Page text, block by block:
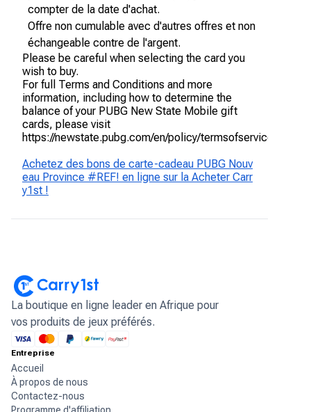
compter de la date d'achat.
Offre non cumulable avec d'autres offres et non
échangeable contre de l'argent.
Please be careful when selecting the card you
wish to buy.
For full Terms and Conditions and more
information, including how to determine the
balance of your PUBG New State Mobile gift
cards, please visit
https://newstate.pubg.com/en/policy/termsofservice
Achetez des bons de carte-cadeau PUBG Nouv
eau Province #REF! en ligne sur la Acheter Carr
y1st !
La boutique en ligne leader en Afrique pour
vos produits de jeux préférés.
Entreprise
Accueil
À propos de nous
Contactez-nous